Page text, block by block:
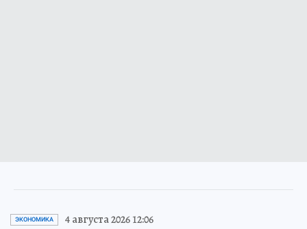
ЭКОНОМИКА 4 августа 2026 12:06